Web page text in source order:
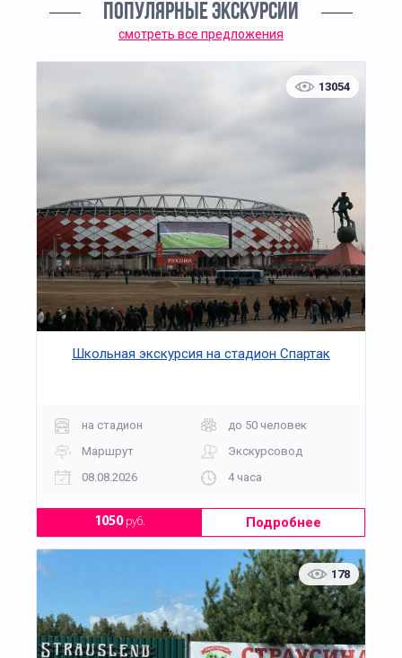
ПОПУЛЯРНЫЕ ЭКСКУРСИИ
смотреть все предложения
13054
Школьная экскурсия на стадион Спартак
на стадион
до 50 человек
Маршрут
Экскурсовод
08.08.2026
4 часа
1050руб. Подробнее
178